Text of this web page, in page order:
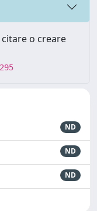
o creare
ND
ND
ND